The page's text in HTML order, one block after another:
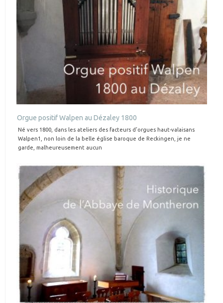
Orgue positif Walpen au Dézaley 1800
Né vers 1800, dans les ateliers des facteurs d’orgues haut-valaisans
Walpen1, non loin de la belle église baroque de Reckingen, je ne
garde, malheureusement aucun